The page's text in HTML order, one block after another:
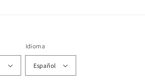
Idioma
Español